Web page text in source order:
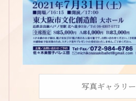
写真ギャラリー